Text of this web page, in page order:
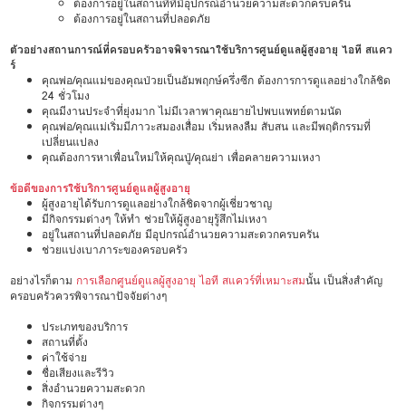
ต้องการอยู่ในสถานที่ปลอดภัย
ตัวอย่างสถานการณ์ที่ครอบครัวอาจพิจารณาใช้บริการศูนย์ดูแลผู้สูงอายุ ไอที สแคว
ร์
คุณพ่อ/คุณแม่ของคุณป่วยเป็นอัมพฤกษ์ครึ่งซีก ต้องการการดูแลอย่างใกล้ชิด
24 ชั่วโมง
คุณมีงานประจำที่ยุ่งมาก ไม่มีเวลาพาคุณยายไปพบแพทย์ตามนัด
คุณพ่อ/คุณแม่เริ่มมีภาวะสมองเสื่อม เริ่มหลงลืม สับสน และมีพฤติกรรมที่
เปลี่ยนแปลง
คุณต้องการหาเพื่อนใหม่ให้คุณปู่/คุณย่า เพื่อคลายความเหงา
ข้อดีของการใช้บริการศูนย์ดูแลผู้สูงอายุ
ผู้สูงอายุได้รับการดูแลอย่างใกล้ชิดจากผู้เชี่ยวชาญ
มีกิจกรรมต่างๆ ให้ทำ ช่วยให้ผู้สูงอายุรู้สึกไม่เหงา
อยู่ในสถานที่ปลอดภัย มีอุปกรณ์อำนวยความสะดวกครบครัน
ช่วยแบ่งเบาภาระของครอบครัว
อย่างไรก็ตาม การเลือกศูนย์ดูแลผู้สูงอายุ ไอที สแควร์ที่เหมาะสมนั้น เป็นสิ่งสำคัญ
ครอบครัวควรพิจารณาปัจจัยต่างๆ
ประเภทของบริการ
สถานที่ตั้ง
ค่าใช้จ่าย
ชื่อเสียงและรีวิว
สิ่งอำนวยความสะดวก
กิจกรรมต่างๆ